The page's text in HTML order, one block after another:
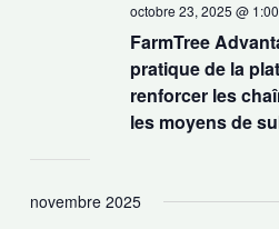
FarmTree
pratique de la
renforcer les
les moyens de
octobre 23, 2025 @
novembre 2025